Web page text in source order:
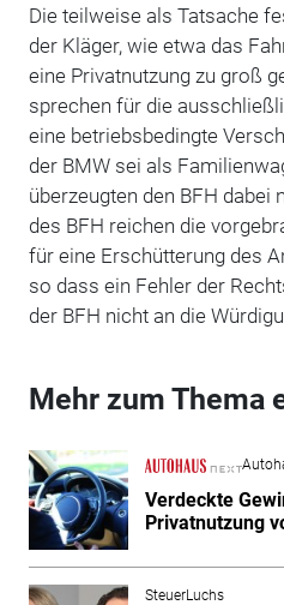
Die teilweise als Tatsache
der Kläger, wie etwa das
eine Privatnutzung zu groß
sprechen für die
eine betriebsbedingte
der BMW sei als
überzeugten den BFH
des BFH reichen die
für eine Erschütterung des
so dass ein Fehler der
der BFH nicht an die
Mehr zum Thema
Verdeckte
Privatnutzung
SteuerLuchs